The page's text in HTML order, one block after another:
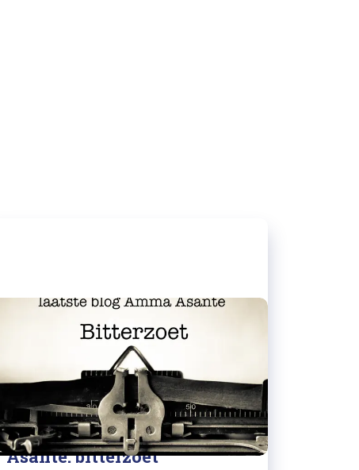
05/09/2022
Laatste blog van Amma
Asante: bitterzoet